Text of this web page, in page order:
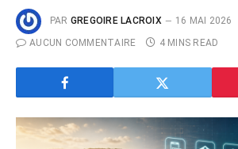
PAR GREGOIRE LACROIX
16 MAI 2026
AUCUN COMMENTAIRE
4 MINS READ